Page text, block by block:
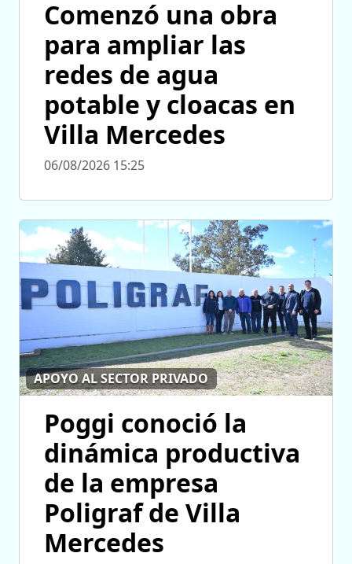
Comenzó una obra
para ampliar las
redes de agua
potable y cloacas en
Villa Mercedes
06/08/2026 15:25
APOYO AL SECTOR PRIVADO
Poggi conoció la
dinámica productiva
de la empresa
Poligraf de Villa
Mercedes